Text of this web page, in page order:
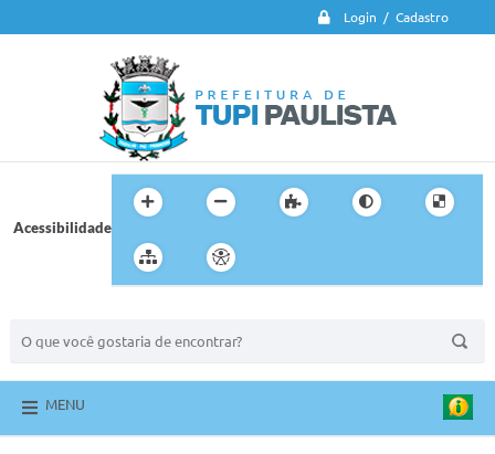
Login / Cadastro
Acessibilidade
MENU